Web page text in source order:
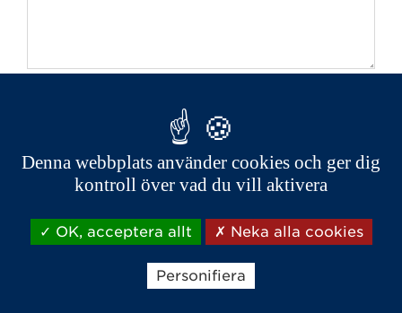
Återförsäljare
Denna webbplats använder cookies och ger dig
kontroll över vad du vill aktivera
OK, acceptera allt Neka alla cookies
Personifiera